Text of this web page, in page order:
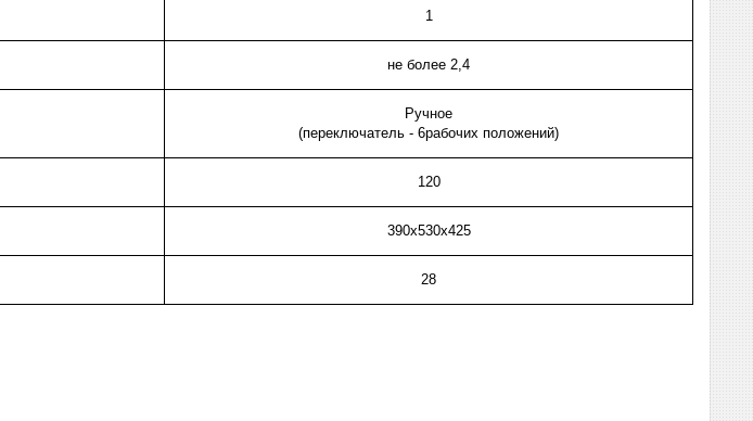
1
не более 2,4
Ручное
(переключатель - 6рабочих положений)
120
390х530х425
28